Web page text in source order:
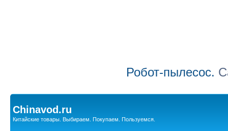
Робот-пылесос.
Chinavod.ru
Китайские товары. Выбираем. Покупаем. Пользуемся.